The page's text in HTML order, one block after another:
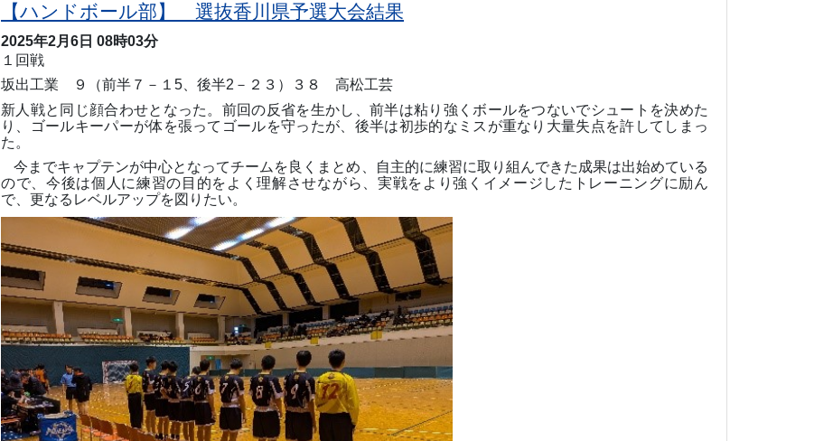
【ハンドボール部】 選抜香川県予選大会結果
2025年2月6日 08時03分
１回戦
坂出工業 ９（前半７－１ 5、後半2 －２３）３８ 高松工芸
新人戦と同じ顔合わせとなった。前回の反省を生かし、前半は粘り強くボールをつないでシュートを決めた
り、ゴールキーパーが体を張ってゴールを守ったが、後半は初歩的なミスが重なり大量失点を許してしまっ
た。
今までキャプテンが中心となってチームを良くまとめ、自主的に練習に取り組んできた成果は出始めている
ので、今後は個人に練習の目的をよく理解させながら、実戦をより強くイメージしたトレーニングに励ん
で、更なるレベルアップを図りたい。